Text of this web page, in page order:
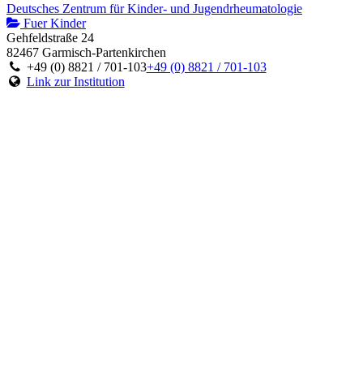
Deutsches Zentrum für Kinder- und Jugendrheumatologie
Fuer Kinder
Gehfeldstraße 24
82467 Garmisch-Partenkirchen
+49 (0) 8821 / 701-103+49 (0) 8821 / 701-103
Link zur Institution